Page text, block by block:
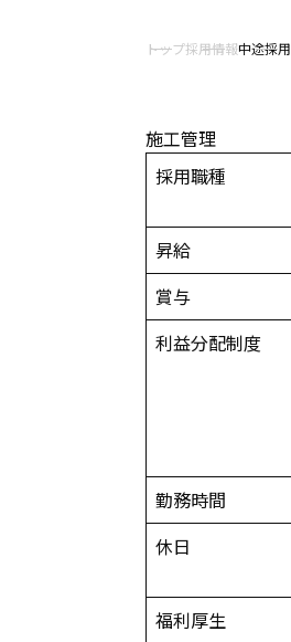
トップ採用情報中途採用
施工管理
採用職種
昇給
賞与
利益分配制度
勤務時間
休日
福利厚生